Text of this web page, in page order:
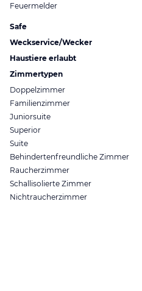
Feuermelder
Safe
Weckservice/Wecker
Haustiere erlaubt
Zimmertypen
Doppelzimmer
Familienzimmer
Juniorsuite
Superior
Suite
Behindertenfreundliche Zimmer
Raucherzimmer
Schallisolierte Zimmer
Nichtraucherzimmer